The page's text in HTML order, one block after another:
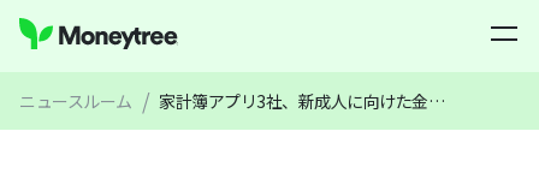
ニュースルーム / 家計簿アプリ3社、新成人に向けた金融オンラインイベントを3月17日(木)に開催 〜「18歳で知っておいて欲しい、あなたが出来ること、世界のこと、お金のこと」〜